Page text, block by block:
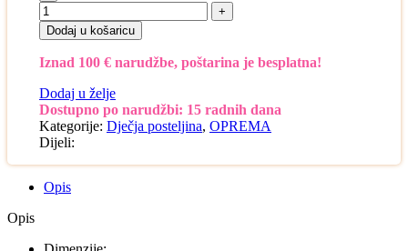
Dodaj u košaricu
Iznad 100 € narudžbe, poštarina je besplatna!
Dodaj u želje
Dostupno po narudžbi: 15 radnih dana
Kategorije: Dječja posteljina, OPREMA
Dijeli:
Opis
Opis